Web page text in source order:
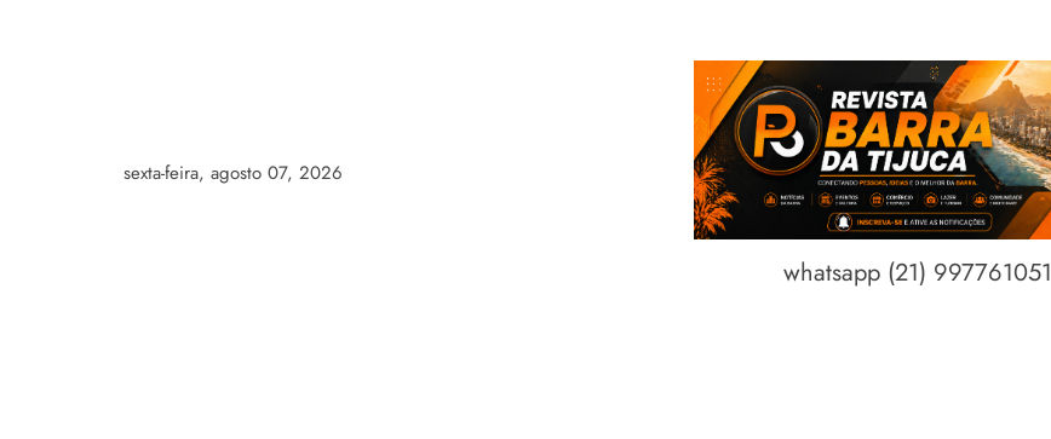
sexta-feira, agosto 07, 2026
whatsapp (21) 997761051